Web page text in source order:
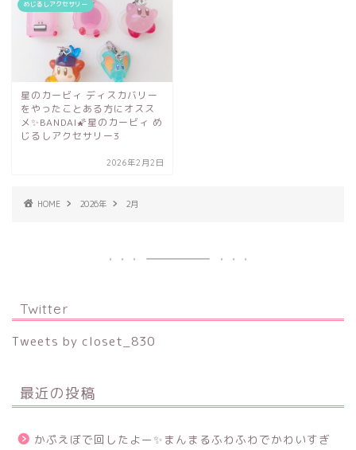
めじるしアクセサリー
星のカービィ ディスカバリー
をやったことある方にオスス
メ✨BANDAI🌠星のカービィ め
じるしアクセサリー3
2026年2月2日
HOME 2026年 2月
Twitter
Tweets by closet_830
最近の投稿
かぷえぼで回したよー✨まんまるふわふわでかわいすぎ